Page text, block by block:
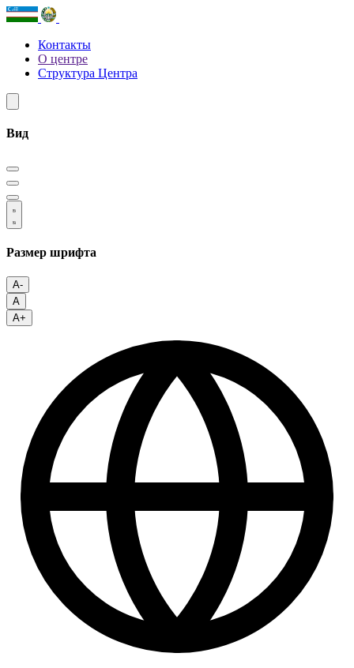
Контакты
О центре
Структура Центра
Вид
Размер шрифта
A-
A
A+